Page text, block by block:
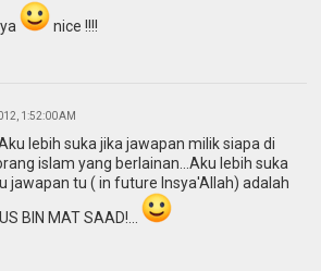
nice !!!!
1:52:00 AM
lebih suka jika jawapan milik siapa di
islam yang berlainan...Aku lebih suka
jawapan tu ( in future Insya'Allah) adalah
BIN MAT SAAD!...